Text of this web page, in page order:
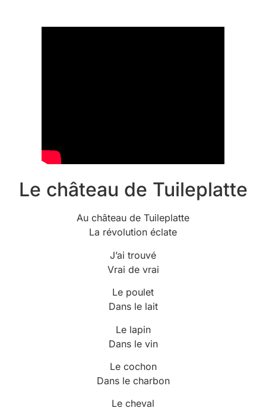
Le château de Tuileplatte
Au château de Tuileplatte
La révolution éclate
J’ai trouvé
Vrai de vrai
Le poulet
Dans le lait
Le lapin
Dans le vin
Le cochon
Dans le charbon
Le cheval